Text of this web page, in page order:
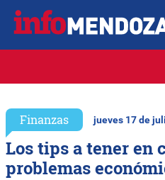
Finanzas jueves 17 de
Los tips a tener en
problemas